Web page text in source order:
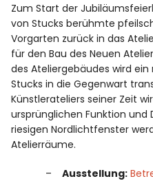
Zum Start der
von Stucks berühmte
Vorgarten zurück in das
für den Bau des Neuen
des Ateliergebäudes wird ein
Stucks in die Gegenwart
Künstlerateliers seiner Zeit
ursprünglichen Funktion und
riesigen Nordlichtfenster
Atelierräume.
Ausstellung: